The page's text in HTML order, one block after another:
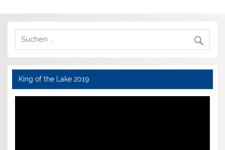
King of the Lake 2019
Video-